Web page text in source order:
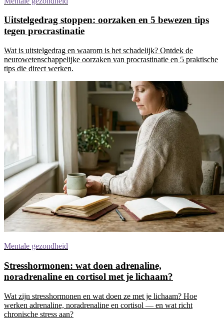
Uitstelgedrag stoppen: oorzaken en 5 bewezen tips
tegen procrastinatie
Wat is uitstelgedrag en waarom is het schadelijk? Ontdek de
neurowetenschappelijke oorzaken van procrastinatie en 5 praktische
tips die direct werken.
Mentale gezondheid
Stresshormonen: wat doen adrenaline,
noradrenaline en cortisol met je lichaam?
Wat zijn stresshormonen en wat doen ze met je lichaam? Hoe
werken adrenaline, noradrenaline en cortisol — en wat richt
chronische stress aan?